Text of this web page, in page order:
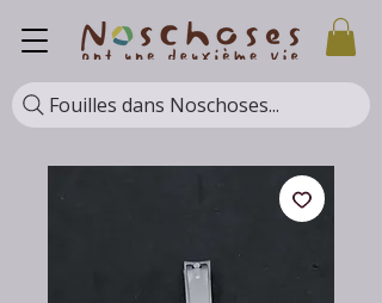
Fouilles dans Noschoses...